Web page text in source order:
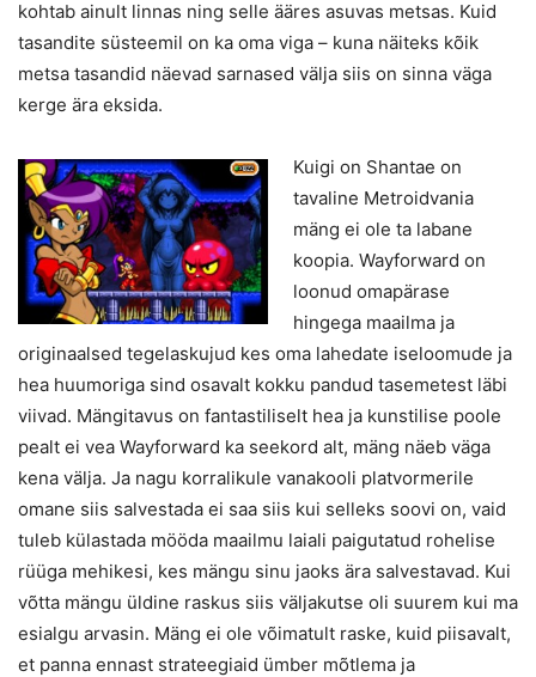
kohtab ainult linnas ning selle ääres asuvas metsas. Kuid
tasandite süsteemil on ka oma viga – kuna näiteks kõik
metsa tasandid näevad sarnased välja siis on sinna väga
kerge ära eksida.
Kuigi on Shantae on
tavaline Metroidvania
mäng ei ole ta labane
koopia. Wayforward on
loonud omapärase
hingega maailma ja
originaalsed tegelaskujud kes oma lahedate iseloomude ja
hea huumoriga sind osavalt kokku pandud tasemetest läbi
viivad. Mängitavus on fantastiliselt hea ja kunstilise poole
pealt ei vea Wayforward ka seekord alt, mäng näeb väga
kena välja. Ja nagu korralikule vanakooli platvormerile
omane siis salvestada ei saa siis kui selleks soovi on, vaid
tuleb külastada mööda maailmu laiali paigutatud rohelise
rüüga mehikesi, kes mängu sinu jaoks ära salvestavad. Kui
võtta mängu üldine raskus siis väljakutse oli suurem kui ma
esialgu arvasin. Mäng ei ole võimatult raske, kuid piisavalt,
et panna ennast strateegiaid ümber mõtlema ja